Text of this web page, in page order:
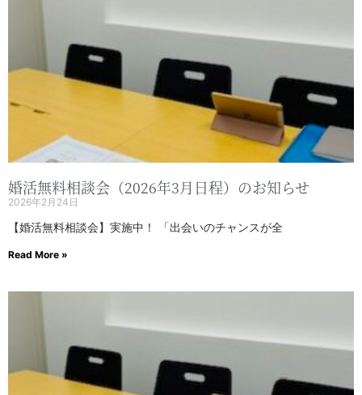
婚活無料相談会（2026年3月日程）のお知らせ
2026年2月24日
【婚活無料相談会】実施中！ 「出会いのチャンスが全
Read More »